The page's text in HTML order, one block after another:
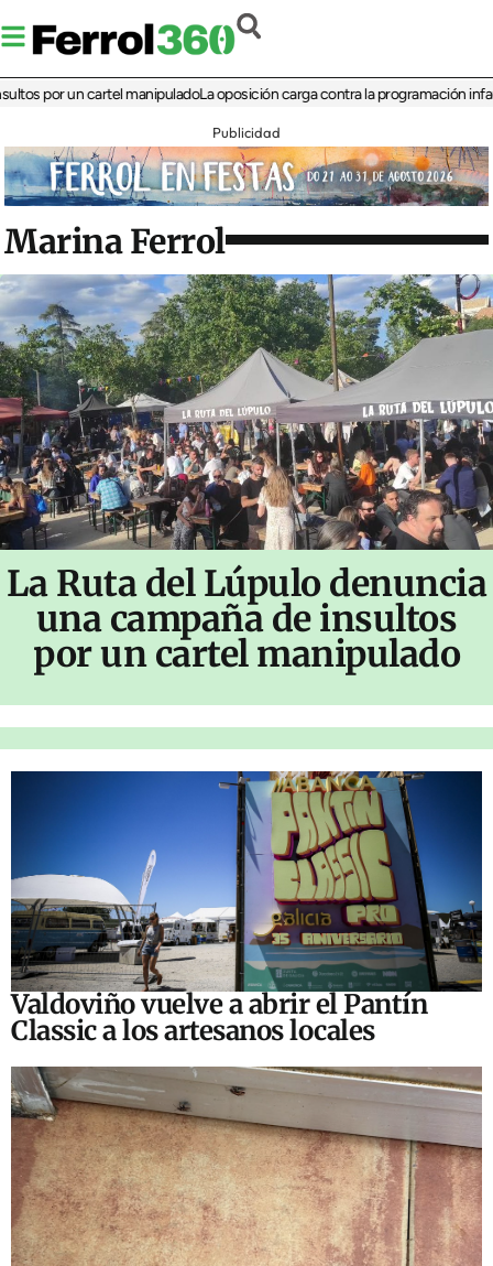
un cartel manipuladoLa oposición carga contra la programación infantil de
Publicidad
Marina Ferrol
La Ruta del Lúpulo denuncia
una campaña de insultos
por un cartel manipulado
Valdoviño vuelve a abrir el Pantín
Classic a los artesanos locales